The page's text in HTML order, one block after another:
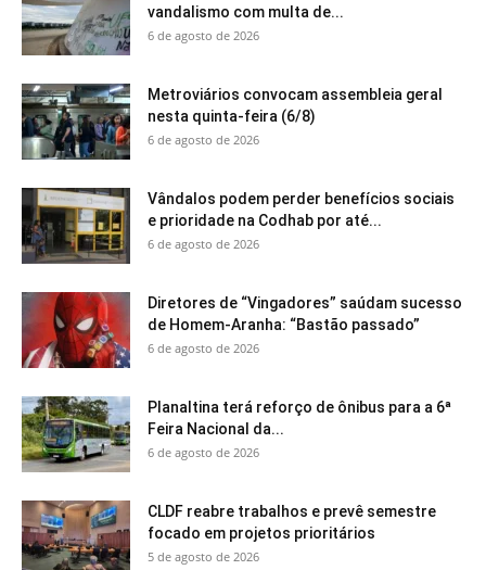
vandalismo com multa de...
6 de agosto de 2026
Metroviários convocam assembleia geral
nesta quinta-feira (6/8)
6 de agosto de 2026
Vândalos podem perder benefícios sociais
e prioridade na Codhab por até...
6 de agosto de 2026
Diretores de “Vingadores” saúdam sucesso
de Homem-Aranha: “Bastão passado”
6 de agosto de 2026
Planaltina terá reforço de ônibus para a 6ª
Feira Nacional da...
6 de agosto de 2026
CLDF reabre trabalhos e prevê semestre
focado em projetos prioritários
5 de agosto de 2026